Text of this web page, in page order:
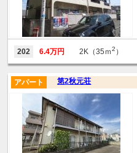
202 6.4万円 2K（35ｍ2 ）
第2秋元荘
アパート